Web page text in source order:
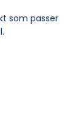
som passer